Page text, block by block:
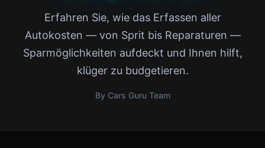
Erfahren Sie, wie das Erfassen aller
Autokosten — von Sprit bis Reparaturen —
Sparmöglichkeiten aufdeckt und Ihnen hilft,
klüger zu budgetieren.
By Cars Guru Team